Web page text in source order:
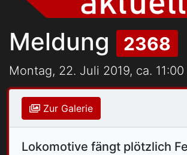
Meldung 2368
Montag, 22. Juli 2019, ca.
Zur Galerie
Lokomotive fängt plötzlich